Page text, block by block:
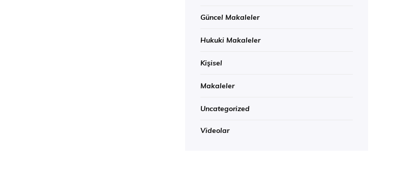
Güncel Makaleler
Hukuki Makaleler
Kişisel
Makaleler
Uncategorized
Videolar